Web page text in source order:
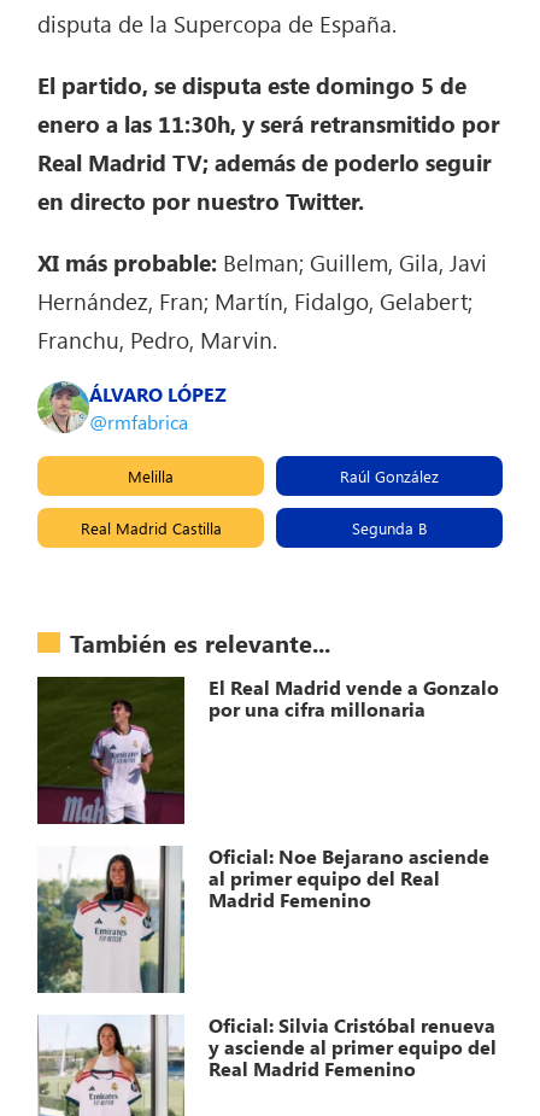
disputa de la Supercopa de España.
El partido, se disputa este domingo 5 de
enero a las 11:30h, y será retransmitido por
Real Madrid TV; además de poderlo seguir
en directo por nuestro Twitter.
XI más probable: Belman; Guillem, Gila, Javi
Hernández, Fran; Martín, Fidalgo, Gelabert;
Franchu, Pedro, Marvin.
ÁLVARO LÓPEZ
@rmfabrica
Melilla Raúl González
Real Madrid Castilla Segunda B
También es relevante...
El Real Madrid vende a Gonzalo
por una cifra millonaria
Oficial: Noe Bejarano asciende
al primer equipo del Real
Madrid Femenino
Oficial: Silvia Cristóbal renueva
y asciende al primer equipo del
Real Madrid Femenino